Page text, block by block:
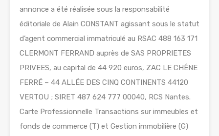
annonce a été réalisée sous la responsabilité
éditoriale de Alain CONSTANT agissant sous le statut
d’agent commercial immatriculé au RSAC 488 163 171
CLERMONT FERRAND auprès de SAS PROPRIETES
PRIVEES, au capital de 44 920 euros, ZAC LE CHÊNE
FERRÉ – 44 ALLÉE DES CINQ CONTINENTS 44120
VERTOU ; SIRET 487 624 777 00040, RCS Nantes.
Carte Professionnelle Transactions sur immeubles et
fonds de commerce (T) et Gestion immobilière (G)